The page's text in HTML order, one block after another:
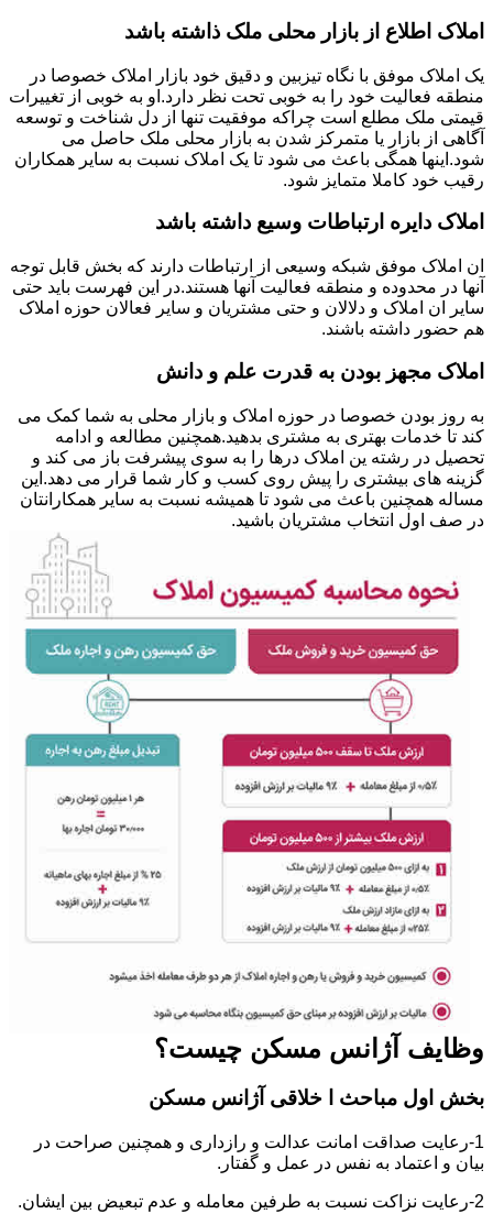
املاک اطلاع از بازار محلی ملک ذاشته باشد
یک املاک موفق با نگاه تیزبین و دقیق خود بازار املاک خصوصا در
منطقه فعالیت خود را به خوبی تحت نظر دارد.او به خوبی از تغییرات
قیمتی ملک مطلع است چراکه موفقیت تنها از دل شناخت و توسعه
آگاهی از بازار یا متمرکز شدن به بازار محلی ملک حاصل می
شود.اینها همگی باعث می شود تا یک املاک نسبت به سایر همکاران
رقیب خود کاملا متمایز شود.
املاک دایره ارتباطات وسیع داشته باشد
ان املاک موفق شبکه وسیعی از ارتباطات دارند که بخش قابل توجه
آنها در محدوده و منطقه فعالیت آنها هستند.در این فهرست باید حتی
سایر ان املاک و دلالان و حتی مشتریان و سایر فعالان حوزه املاک
هم حضور داشته باشند.
املاک مجهز بودن به قدرت علم و دانش
به روز بودن خصوصا در حوزه املاک و بازار محلی به شما کمک می
کند تا خدمات بهتری به مشتری بدهید.همچنین مطالعه و ادامه
تحصیل در رشته ین املاک درها را به سوی پیشرفت باز می کند و
گزینه های بیشتری را پیش روی کسب و کار شما قرار می دهد.این
مساله همچنین باعث می شود تا همیشه نسبت به سایر همکارانتان
در صف اول انتخاب مشتریان باشید.
وظایف آژانس مسکن چیست؟
بخش اول مباحث ا خلاقی آژانس مسکن
1-رعایت صداقت امانت عدالت و رازداری و همچنین صراحت در
بیان و اعتماد به نفس در عمل و گفتار.
2-رعایت نزاکت نسبت به طرفین معامله و عدم تبعیض بین ایشان.